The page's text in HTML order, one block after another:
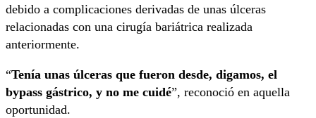
debido a complicaciones derivadas de unas úlceras
relacionadas con una cirugía bariátrica realizada
anteriormente.
“Tenía unas úlceras que fueron desde, digamos, el
bypass gástrico, y no me cuidé”, reconoció en aquella
oportunidad.